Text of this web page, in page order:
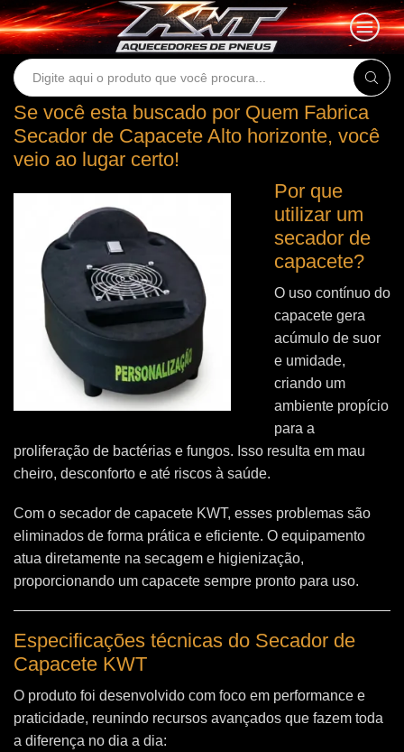
Search
Se você esta buscado por Quem Fabrica
Secador de Capacete Alto horizonte, você
veio ao lugar certo!
Por que
utilizar um
secador de
capacete?
O uso contínuo do
capacete gera
acúmulo de suor
e umidade,
criando um
ambiente propício
para a
proliferação de bactérias e fungos. Isso resulta em mau
cheiro, desconforto e até riscos à saúde.
Com o secador de capacete KWT, esses problemas são
eliminados de forma prática e eficiente. O equipamento
atua diretamente na secagem e higienização,
proporcionando um capacete sempre pronto para uso.
Especificações técnicas do Secador de
Capacete KWT
O produto foi desenvolvido com foco em performance e
praticidade, reunindo recursos avançados que fazem toda
a diferença no dia a dia: